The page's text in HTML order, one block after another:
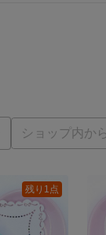
残り1点